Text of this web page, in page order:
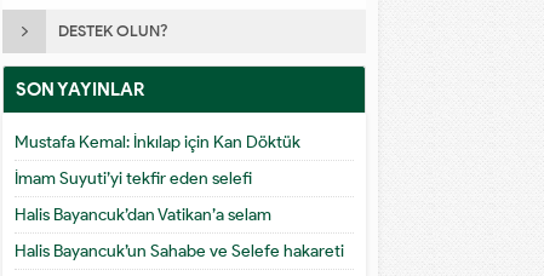
DESTEK OLUN?
SON YAYINLAR
Mustafa Kemal: İnkılap için Kan Döktük
İmam Suyuti’yi tekfir eden selefi
Halis Bayancuk’dan Vatikan’a selam
Halis Bayancuk’un Sahabe ve Selefe hakareti